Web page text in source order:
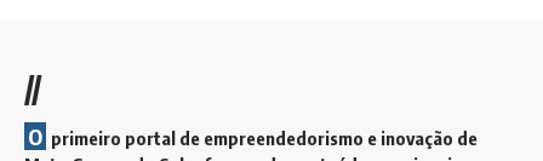
//
O primeiro portal de empreendedorismo e inovação de